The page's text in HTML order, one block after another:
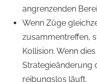
angrenzenden
Wenn Züge
zusammentreffen,
Kollision. Wenn
Strategieänderung
reibungslos läuft.